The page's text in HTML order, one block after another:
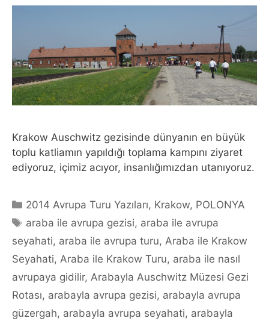
Krakow Auschwitz gezisinde dünyanın en büyük
toplu katliamın yapıldığı toplama kampını ziyaret
ediyoruz, içimiz acıyor, insanlığımızdan utanıyoruz.
Categories
2014 Avrupa Turu Yazıları, Krakow, POLONYA
Tags
araba ile avrupa gezisi, araba ile avrupa
seyahati, araba ile avrupa turu, Araba ile Krakow
Seyahati, Araba ile Krakow Turu, araba ile nasıl
avrupaya gidilir, Arabayla Auschwitz Müzesi Gezi
Rotası, arabayla avrupa gezisi, arabayla avrupa
güzergah, arabayla avrupa seyahati, arabayla